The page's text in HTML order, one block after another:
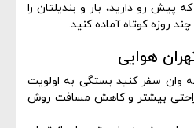
رو دارید، بار و بندیلتان را
روزه کوتاه آماده کنید.
هوایی
وان سفر کنید بستگی به اولویت
راحتی بیشتر و کاهش مسافت روش